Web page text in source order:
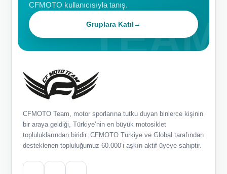
CFMOTO kullanıcısıyla tanış.
Gruplara Katıl→
CFMOTO Team, motor sporlarına tutku duyan binlerce kişinin
bir araya geldiği, Türkiye’nin en büyük motosiklet
topluluklarından biridir. CFMOTO Türkiye ve Global tarafından
desteklenen topluluğumuz 60.000’i aşkın aktif üyeye sahiptir.